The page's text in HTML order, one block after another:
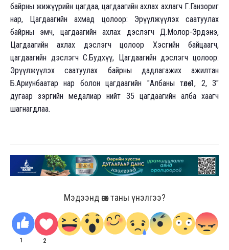
байрны жижүүрийн цагдаа, цагдаагийн ахлах ахлагч Г.Ганзориг
нар, Цагдаагийн ахмад цолоор: Эрүүлжүүлэх саатуулах
байрны эмч, цагдаагийн ахлах дэслэгч Д.Молор-Эрдэнэ,
Цагдаагийн ахлах дэслэгч цолоор Хэсгийн байцаагч,
цагдаагийн дэслэгч С.Будхүү, Цагдаагийн дэслэгч цолоор:
Эрүүлжүүлэх саатуулах байрны дадлагажих ажилтан
Б.Ариунбаатар нар болон цагдаагийн "Албаны төлөө-1, 2, 3"
дугаар зэргийн медалиар нийт 35 цагдаагийн алба хаагч
шагнагдлаа.
Мэдээнд өгөх таны үнэлгээ?
1 2